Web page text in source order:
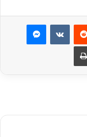
ماسنجر
طباعة